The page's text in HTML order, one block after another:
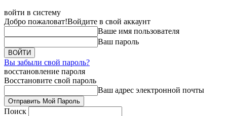
войти в систему
Добро пожаловат!Войдите в свой аккаунт
Ваше имя пользователя
Ваш пароль
Вы забыли свой пароль?
восстановление пароля
Восстановите свой пароль
Ваш адрес электронной почты
Поиск